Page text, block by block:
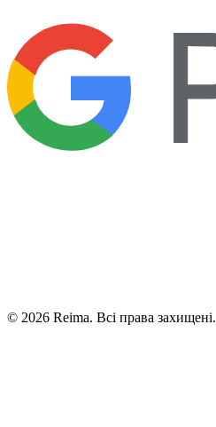
© 2026 Reima. Всі права захищені.